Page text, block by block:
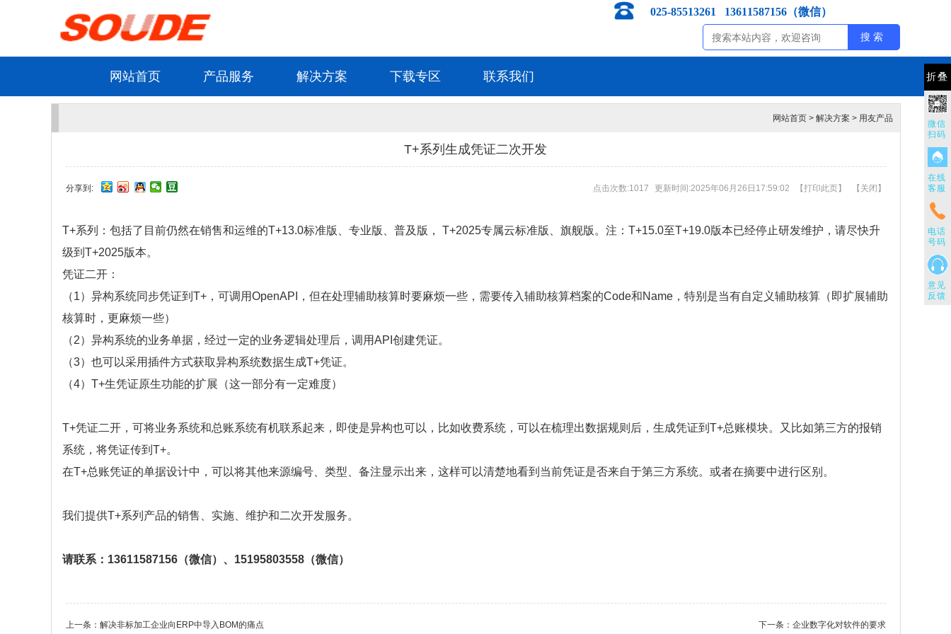
折叠
微信
扫码
在线
客服
电话
号码
意见
反馈
025-85513261 13611587156（微信）
网站首页 产品服务 解决方案 下载专区 联系我们
网站首页> 解决方案 > 用友产品
T+系列生成凭证二次开发
分享到: 点击次数:1017 更新时间:2025年06月26日17:59:02 【打印此页】 【 关闭 】
T+系列：包括了目前仍然在销售和运维的T+13.0标准版、专业版、普及版， T+2025专属云标准版、旗舰版。注：T+15.0至T+19.0版本已经停止研发维护，请尽快升
级到T+2025版本。
凭证二开：
（1）异构系统同步凭证到T+，可调用OpenAPI，但在处理辅助核算时要麻烦一些，需要传入辅助核算档案的Code和Name，特别是当有自定义辅助核算（即扩展辅助
核算时，更麻烦一些）
（2）异构系统的业务单据，经过一定的业务逻辑处理后，调用API创建凭证。
（3）也可以采用插件方式获取异构系统数据生成T+凭证。
（4）T+生凭证原生功能的扩展（这一部分有一定难度）
T+凭证二开，可将业务系统和总账系统有机联系起来，即使是异构也可以，比如收费系统，可以在梳理出数据规则后，生成凭证到T+总账模块。又比如第三方的报销
系统，将凭证传到T+。
在T+总账凭证的单据设计中，可以将其他来源编号、类型、备注显示出来，这样可以清楚地看到当前凭证是否来自于第三方系统。或者在摘要中进行区别。
我们提供T+系列产品的销售、实施、维护和二次开发服务。
请联系： 13611587156（微信）、15195803558（微信）
上一条： 解决非标加工企业向ERP中导入BOM的痛点 下一条： 企业数字化对软件的要求